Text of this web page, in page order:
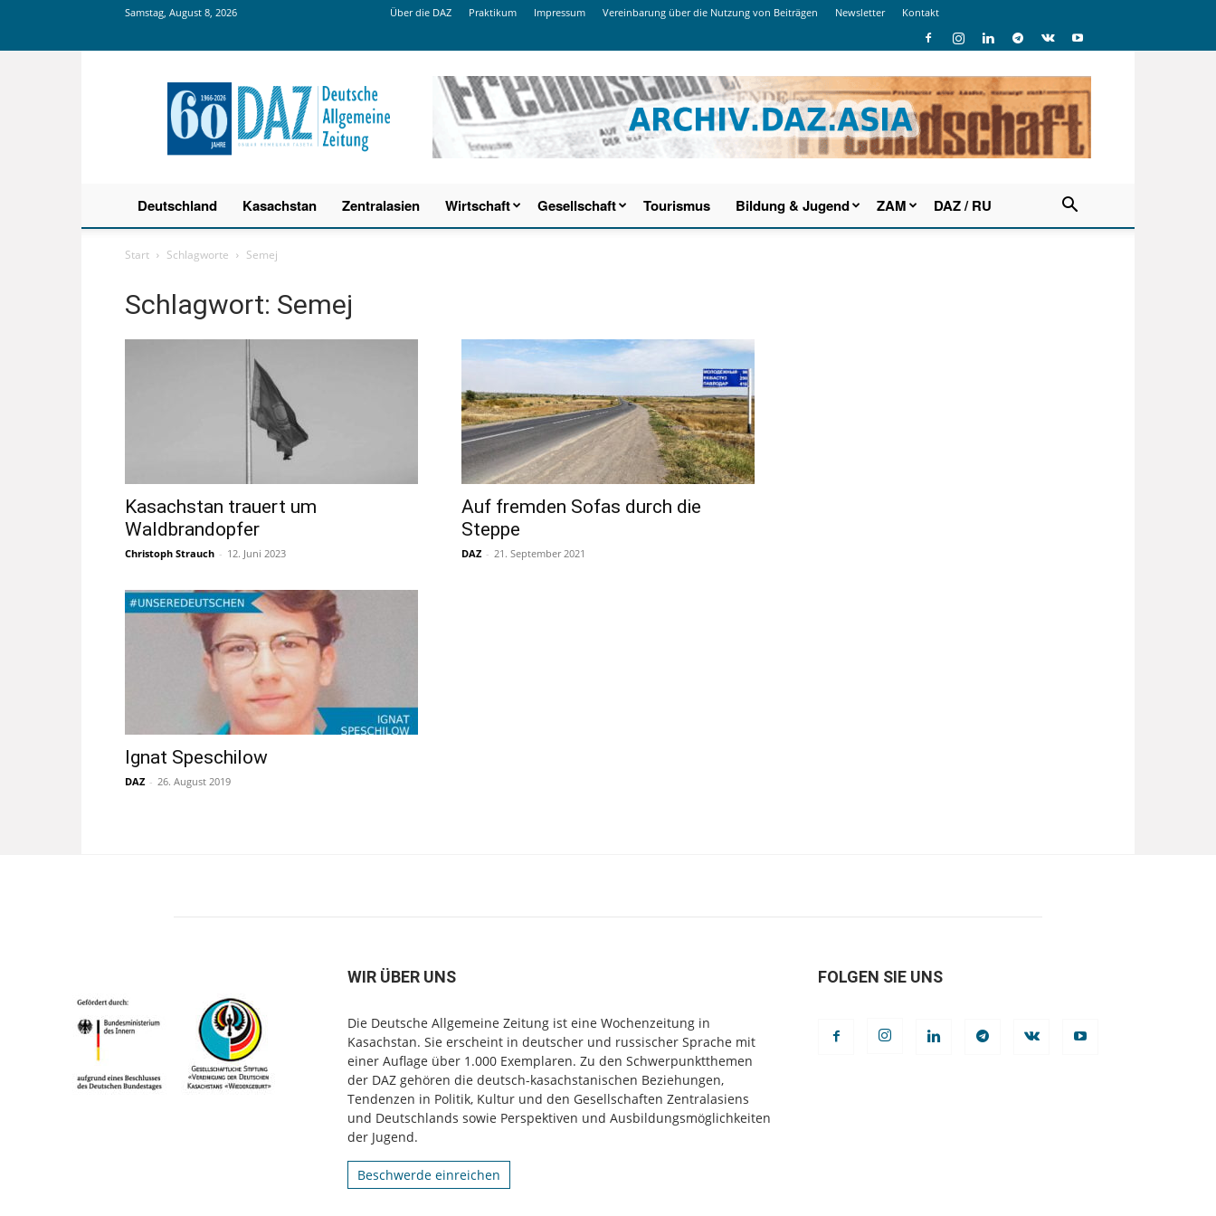
Samstag, August 8, 2026 Über die DAZ Praktikum Impressum Vereinbarung über die Nutzung von Beiträgen Newsletter Kontakt
Deutsche
Allgemeine
Zeitung
Deutschland Kasachstan Zentralasien Wirtschaft Gesellschaft Tourismus Bildung & Jugend ZAM DAZ / RU
Start Schlagworte Semej
Schlagwort: Semej
Kasachstan trauert um
Waldbrandopfer
Christoph Strauch - 12. Juni 2023
Auf fremden Sofas durch die
Steppe
DAZ - 21. September 2021
Ignat Speschilow
DAZ - 26. August 2019
WIR ÜBER UNS
Die Deutsche Allgemeine Zeitung ist eine Wochenzeitung in
Kasachstan. Sie erscheint in deutscher und russischer Sprache mit
einer Auflage über 1.000 Exemplaren. Zu den Schwerpunktthemen
der DAZ gehören die deutsch-kasachstanischen Beziehungen,
Tendenzen in Politik, Kultur und den Gesellschaften Zentralasiens
und Deutschlands sowie Perspektiven und Ausbildungsmöglichkeiten
der Jugend.
Beschwerde einreichen
FOLGEN SIE UNS